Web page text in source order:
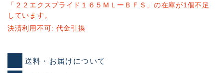
「２２エクスプライド１６５ＭＬーＢＦＳ」の在庫が1個不足
しています。
決済利用不可: 代金引換
送料・お届けについて